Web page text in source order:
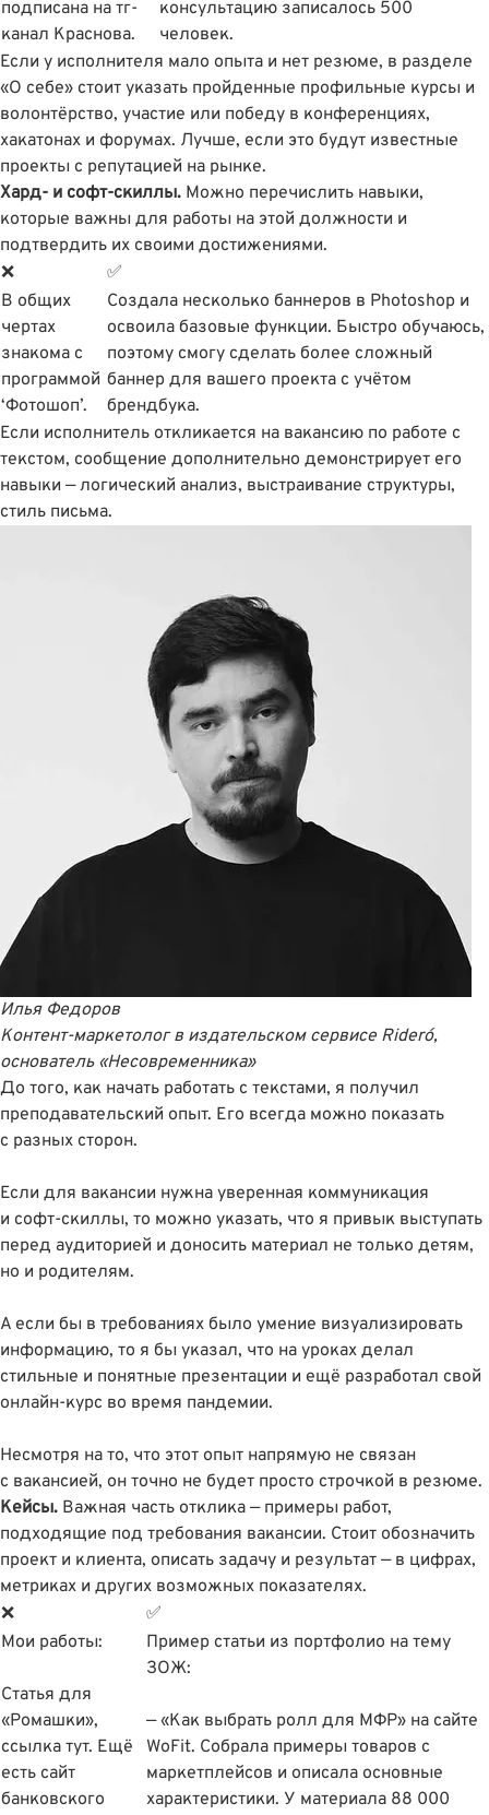
подписана на тг-
канал Краснова.
консультацию записалось 500
человек.
Если у исполнителя мало опыта и нет резюме, в разделе
«О себе» стоит указать пройденные профильные курсы и
волонтёрство, участие или победу в конференциях,
хакатонах и форумах. Лучше, если это будут известные
проекты с репутацией на рынке.
Хард- и софт-скиллы. Можно перечислить навыки,
которые важны для работы на этой должности и
подтвердить их своими достижениями.
❌
✅
В общих
чертах
знакома с
программой
‘Фотошоп’.
Создала несколько баннеров в Photoshop и
освоила базовые функции. Быстро обучаюсь,
поэтому смогу сделать более сложный
баннер для вашего проекта с учётом
брендбука.
Если исполнитель откликается на вакансию по работе с
текстом, сообщение дополнительно демонстрирует его
навыки — логический анализ, выстраивание структуры,
стиль письма.
Илья Федоров
Контент-маркетолог в издательском сервисе Rideró,
основатель «Несовременника»
До того, как начать работать с текстами, я получил
преподавательский опыт. Его всегда можно показать
с разных сторон.
Если для вакансии нужна уверенная коммуникация
и софт-скиллы, то можно указать, что я привык выступать
перед аудиторией и доносить материал не только детям,
но и родителям.
А если бы в требованиях было умение визуализировать
информацию, то я бы указал, что на уроках делал
стильные и понятные презентации и ещё разработал свой
онлайн-курс во время пандемии.
Несмотря на то, что этот опыт напрямую не связан
с вакансией, он точно не будет просто строчкой в резюме.
Кейсы. Важная часть отклика — примеры работ,
подходящие под требования вакансии. Стоит обозначить
проект и клиента, описать задачу и результат — в цифрах,
метриках и других возможных показателях.
❌
✅
Мои работы:
Статья для
«Ромашки»,
ссылка тут. Ещё
есть сайт
банковского
Пример статьи из портфолио на тему
ЗОЖ:
— «Как выбрать ролл для МФР» на сайте
WoFit. Собрала примеры товаров с
маркетплейсов и описала основные
характеристики. У материала 88 000